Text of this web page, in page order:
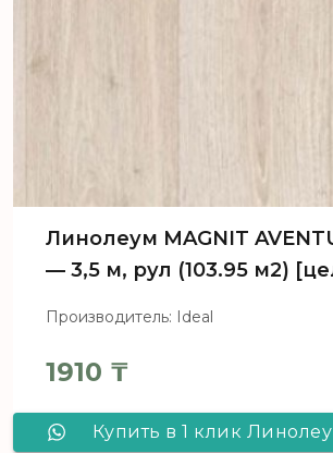
Линолеум MAGNIT
— 3,5 м, рул (103.95 м2)
Производитель: Ideal
1910 ₸
Купить в 1 клик